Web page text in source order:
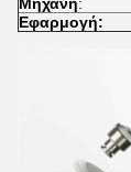
Εφαρμογή: